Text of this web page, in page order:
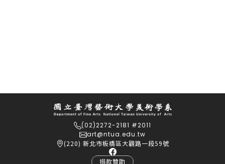
(02)2272-2181 #2011
art@ntua.edu.tw
(220) 新北市板橋區大觀路一段59號
捐款贊助